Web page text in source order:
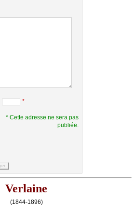
*
* Cette adresse ne sera pas
publiée.
Verlaine
(1844-1896)